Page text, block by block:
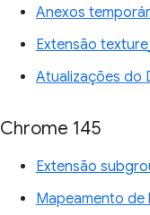
Anexos
Extensão
Atualizações do
Chrome 145
Extensão
Mapeamento de